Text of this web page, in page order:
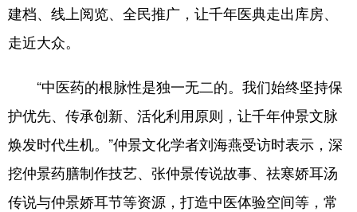
建档、线上阅览、全民推广，让千年医典走出库房、
走近大众。
“中医药的根脉性是独一无二的。我们始终坚持保
护优先、传承创新、活化利用原则，让千年仲景文脉
焕发时代生机。”仲景文化学者刘海燕受访时表示，深
挖仲景药膳制作技艺、张仲景传说故事、祛寒娇耳汤
传说与仲景娇耳节等资源，打造中医体验空间等，常